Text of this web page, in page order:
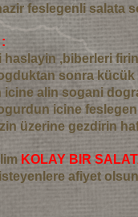
feslegenli salata
haslayin ,biberleri
sonra
icine alin sogani
icine
üzerine gezdirin
KOLAY BIR
afiyet olsun